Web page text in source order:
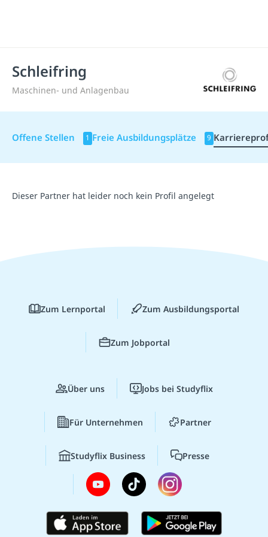
Schleifring
Maschinen- und Anlagenbau
Offene Stellen 1 Freie Ausbildungsplätze 9
Dieser Partner hat leider noch kein Profil angelegt
Zum Lernportal Zum Ausbildungsportal
Zum Jobportal
Über uns Jobs bei Studyflix
Für Unternehmen Partner
Studyflix Business Presse